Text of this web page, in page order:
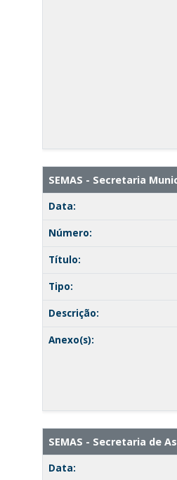
SEMAS - Secretaria
Data:
Número:
Título:
Tipo:
Descrição:
Anexo(s):
SEMAS - Secretaria de
Data: